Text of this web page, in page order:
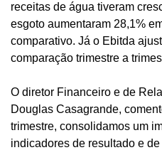
receitas de água tiveram
esgoto aumentaram 28,1%
comparativo. Já o Ebitda
comparação trimestre a
O diretor Financeiro e de
Douglas Casagrande,
trimestre, consolidamos um
indicadores de resultado e